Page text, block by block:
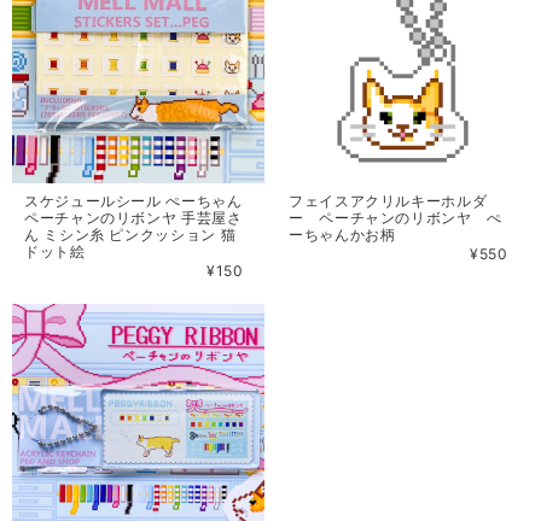
スケジュールシール ぺーちゃん
ペーチャンのリボンヤ 手芸屋さ
ん ミシン糸 ピンクッション 猫
ドット絵
¥150
フェイスアクリルキーホルダ
ー ペーチャンのリボンヤ ぺ
ーちゃんかお柄
¥550